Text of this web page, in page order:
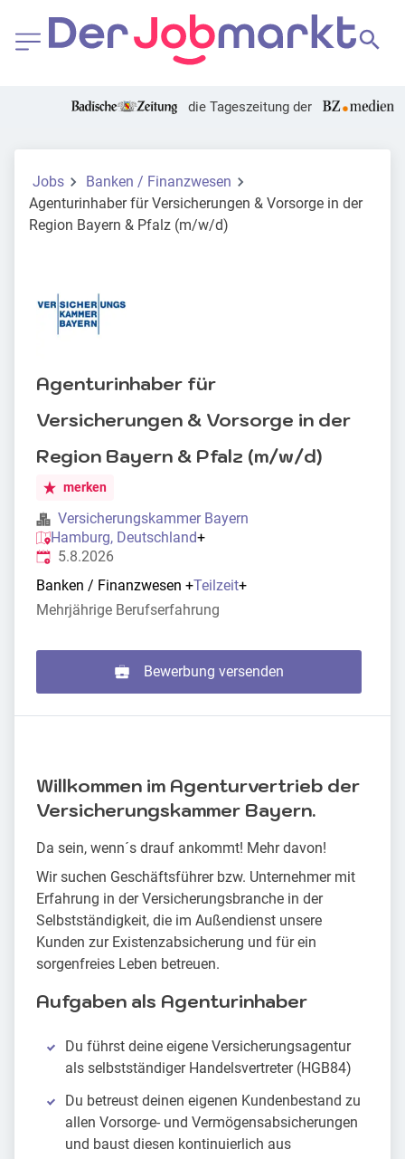
die Tageszeitung der
Jobs
Banken / Finanzwesen
Agenturinhaber für Versicherungen & Vorsorge in der
Region Bayern & Pfalz (m/w/d)
Agenturinhaber für
Versicherungen & Vorsorge in der
Region Bayern & Pfalz (m/w/d)
merken
Versicherungskammer Bayern
Hamburg, Deutschland+
Veröffentlicht
5.8.2026
Banken / Finanzwesen +Teilzeit+
Mehrjährige Berufserfahrung
Bewerbung versenden
Willkommen im Agenturvertrieb der
Versicherungskammer Bayern.
Da sein, wenn´s drauf ankommt! Mehr davon!
Wir suchen Geschäftsführer bzw. Unternehmer mit
Erfahrung in der Versicherungsbranche in der
Selbstständigkeit, die im Außendienst unsere
Kunden zur Existenzabsicherung und für ein
sorgenfreies Leben betreuen.
Aufgaben als Agenturinhaber
Du führst deine eigene Versicherungsagentur
als selbstständiger Handelsvertreter (HGB84)
Du betreust deinen eigenen Kundenbestand zu
allen Vorsorge- und Vermögensabsicherungen
und baust diesen kontinuierlich aus